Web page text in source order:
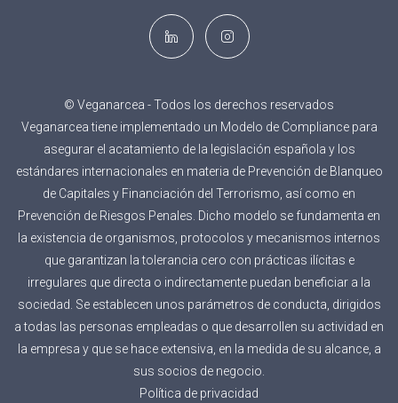
© Veganarcea - Todos los derechos reservados
Veganarcea tiene implementado un Modelo de Compliance para
asegurar el acatamiento de la legislación española y los
estándares internacionales en materia de Prevención de Blanqueo
de Capitales y Financiación del Terrorismo, así como en
Prevención de Riesgos Penales. Dicho modelo se fundamenta en
la existencia de organismos, protocolos y mecanismos internos
que garantizan la tolerancia cero con prácticas ilícitas e
irregulares que directa o indirectamente puedan beneficiar a la
sociedad. Se establecen unos parámetros de conducta, dirigidos
a todas las personas empleadas o que desarrollen su actividad en
la empresa y que se hace extensiva, en la medida de su alcance, a
sus socios de negocio.
Política de privacidad